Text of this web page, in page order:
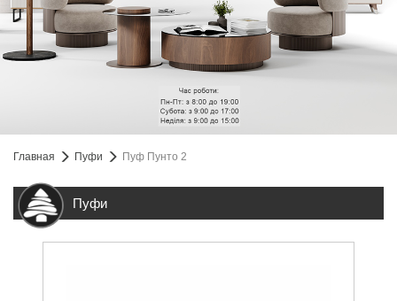
Главная Пуфи Пуф Пунто 2
Пуфи